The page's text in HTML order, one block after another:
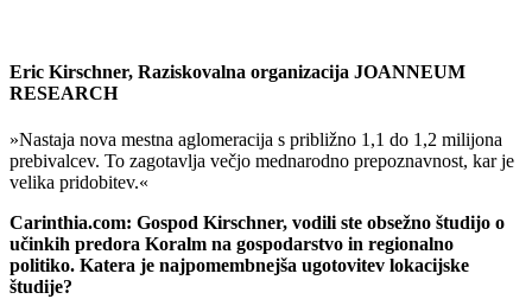
Eric Kirschner, Raziskovalna organizacija JOANNEUM
RESEARCH
»Nastaja nova mestna aglomeracija s približno 1,1 do 1,2 milijona
prebivalcev. To zagotavlja večjo mednarodno prepoznavnost, kar je
velika pridobitev.«
Carinthia.com: Gospod Kirschner, vodili ste obsežno študijo o
učinkih predora Koralm na gospodarstvo in regionalno
politiko. Katera je najpomembnejša ugotovitev lokacijske
študije?